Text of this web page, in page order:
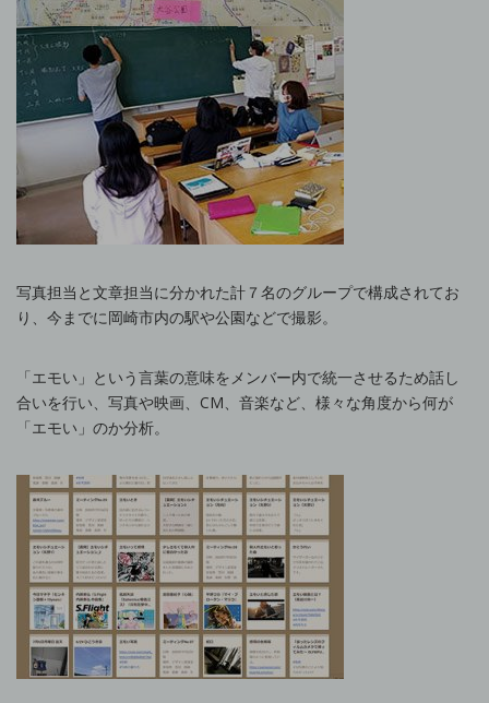
写真担当と文章担当に分かれた計７名のグループで構成されてお
り、今までに岡崎市内の駅や公園などで撮影。
「エモい」という言葉の意味をメンバー内で統一させるため話し
合いを行い、写真や映画、CM、音楽など、様々な角度から何が
「エモい」のか分析。